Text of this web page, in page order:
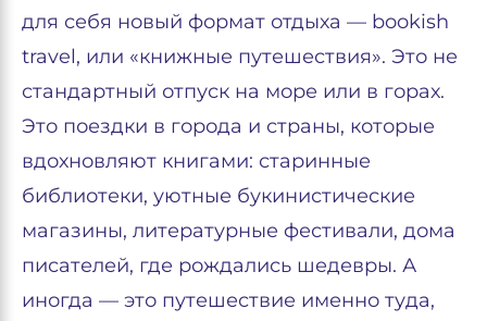
для себя новый формат отдыха — bookish
travel, или «книжные путешествия». Это не
стандартный отпуск на море или в горах.
Это поездки в города и страны, которые
вдохновляют книгами: старинные
библиотеки, уютные букинистические
магазины, литературные фестивали, дома
писателей, где рождались шедевры. А
иногда — это путешествие именно туда,